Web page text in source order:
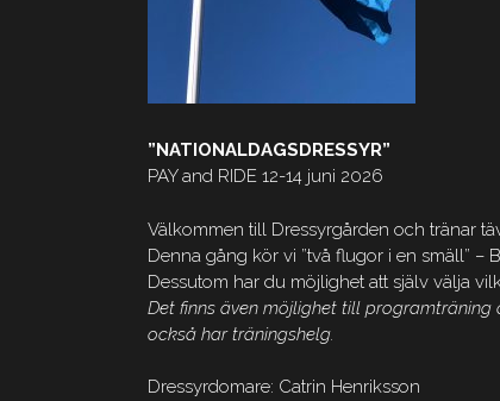
”NATIONALDAGSDRESSYR”
PAY and RIDE 12-14 juni 2026
Välkommen till Dressyrgården och tränar
Denna gång kör vi ”två flugor i en smäll” –
Dessutom har du möjlighet att själv välja
Det finns även möjlighet till
också har träningshelg.
Dressyrdomare: Catrin Henriksson